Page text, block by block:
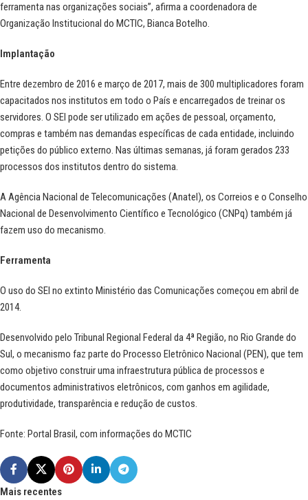
ferramenta nas organizações sociais”, afirma a coordenadora de
Organização Institucional do MCTIC, Bianca Botelho.
Implantação
Entre dezembro de 2016 e março de 2017, mais de 300 multiplicadores foram
capacitados nos institutos em todo o País e encarregados de treinar os
servidores. O SEI pode ser utilizado em ações de pessoal, orçamento,
compras e também nas demandas específicas de cada entidade, incluindo
petições do público externo. Nas últimas semanas, já foram gerados 233
processos dos institutos dentro do sistema.
A Agência Nacional de Telecomunicações (Anatel), os Correios e o Conselho
Nacional de Desenvolvimento Científico e Tecnológico (CNPq) também já
fazem uso do mecanismo.
Ferramenta
O uso do SEI no extinto Ministério das Comunicações começou em abril de
2014.
Desenvolvido pelo Tribunal Regional Federal da 4ª Região, no Rio Grande do
Sul, o mecanismo faz parte do Processo Eletrônico Nacional (PEN), que tem
como objetivo construir uma infraestrutura pública de processos e
documentos administrativos eletrônicos, com ganhos em agilidade,
produtividade, transparência e redução de custos.
Fonte: Portal Brasil, com informações do MCTIC
Mais recentes